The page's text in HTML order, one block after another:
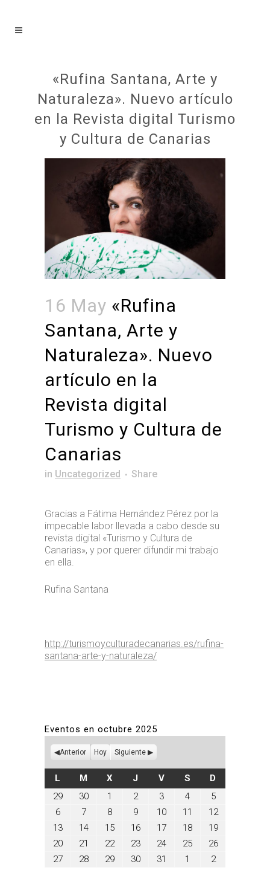
«Rufina Santana, Arte y
Naturaleza». Nuevo artículo
en la Revista digital Turismo
y Cultura de Canarias
16 May «Rufina
Santana, Arte y
Naturaleza». Nuevo
artículo en la
Revista digital
Turismo y Cultura de
Canarias
in Uncategorized Share
Gracias a Fátima Hernández Pérez por la
impecable labor llevada a cabo desde su
revista digital «Turismo y Cultura de
Canarias», y por querer difundir mi trabajo
en ella.
Rufina Santana
http://turismoyculturadecanarias.es/rufina-
santana-arte-y-naturaleza/
Eventos en octubre 2025
Anterior Hoy Siguiente
L LUNES
M MARTES
XMIÉRCOLES
J JUEVES
VVIERNES
SSÁBADO
D
29septiembre
30septiembre
1
octubre
2025
2octubre
2025
3octubre
3,
2025
4octubre
4,
2025
5octubre
5,
2025
6octubre
6,
2025
7octubre
7,
2025
8octubre
8,
2025
9octubre
9,
2025
10octubre
10,
11
octubre
2025
12octubre
12,
2025
13octubre
2025
14octubre
2025
15octubre
2025
16octubre
2025
17octubre
2025
18octubre
18,
2025
19octubre
19,
2025
20octubre
20,
2025
21
octubre
2025
22octubre
2025
23octubre
2025
24octubre
25octubre
26octubre
27octubre
28octubre
29octubre
30octubre
31
octubre
1
noviembre
2noviembre